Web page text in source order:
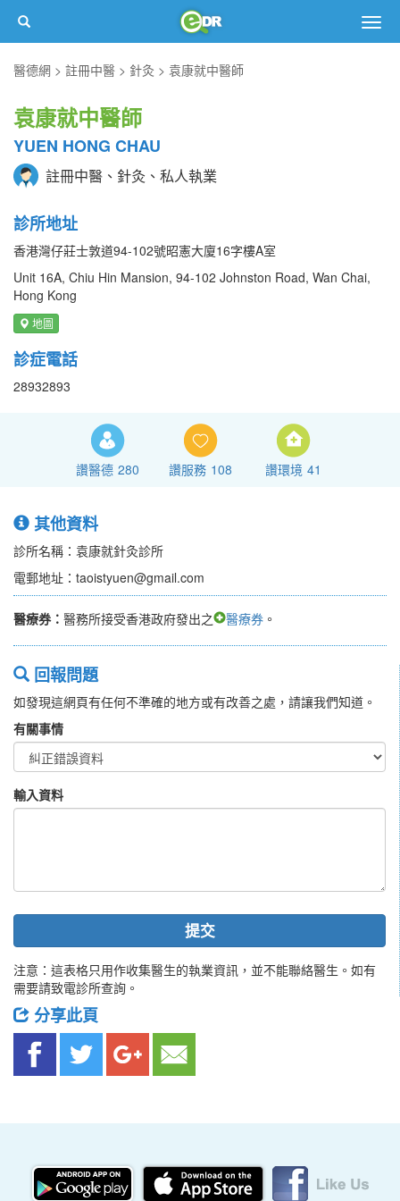
醫德網
註冊中醫 針灸 袁康就中醫師
袁康就中醫師
YUEN HONG CHAU
註冊中醫、針灸、私人執業
診所地址
香港灣仔莊士敦道94-102號昭憲大廈16字樓A室
Unit 16A, Chiu Hin Mansion, 94-102 Johnston Road, Wan Chai,
Hong Kong
地圖
診症電話
28932893
讚醫德 280 讚服務 108 讚環境 41
其他資料
診所名稱：袁康就針灸診所
電郵地址：taoistyuen@gmail.com
醫療券： 醫務所接受香港政府發出之 醫療券 。
回報問題
如發現這網頁有任何不準確的地方或有改善之處，請讓我們知道。
有關事情
輸入資料
提交
注意：這表格只用作收集醫生的執業資訊，並不能聯絡醫生。如有
需要請致電診所查詢。
分享此頁